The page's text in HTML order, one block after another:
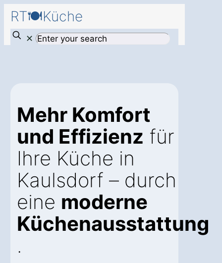
RT🍽️Küche
✕
Mehr Komfort
und Effizienz für
Ihre Küche in
Kaulsdorf – durch
eine moderne
Küchenausstattung
.